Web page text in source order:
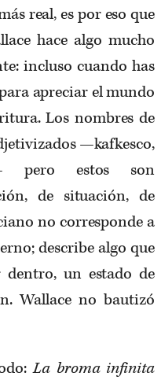
real, es por eso que
hace algo mucho
incluso cuando has
apreciar el mundo
Los nombres de
—kafkesco,
pero estos son
de situación, de
no corresponde a
describe algo que
dentro, un estado de
Wallace no bautizó
La broma infinita